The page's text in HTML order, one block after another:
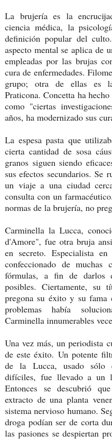
La brujería es la
ciencia médica, la
definición popular del
aspecto mental se aplica de
empleadas por las brujas
cura de enfermedades.
grupo; otra de ellas es
Praticona. Concetta ha
como "ciertas
años, ha modernizado sus
La espesa pasta que
cierta cantidad de sosa
granos siguen siendo
sus efectos secundarios. Se
un viaje a una ciudad
consulta con un
normas de la brujería, no
Carminella la Lucca,
d'Amore", fue otra bruja
en secreto. Especialista
confeccionado de muchas
fórmulas, a fin de darlos
posibles. Ciertamente, su
pregona su éxito y su fama
problemas había
Carminella innumerables
Una vez más, un periodista
de este éxito. Un potente
de la Lucca, usado sólo
difíciles, fue llevado a un
Entonces se descubrió
extracto de una planta
sistema nervioso humano.
droga podían ser de corta
las pasiones se despiertan